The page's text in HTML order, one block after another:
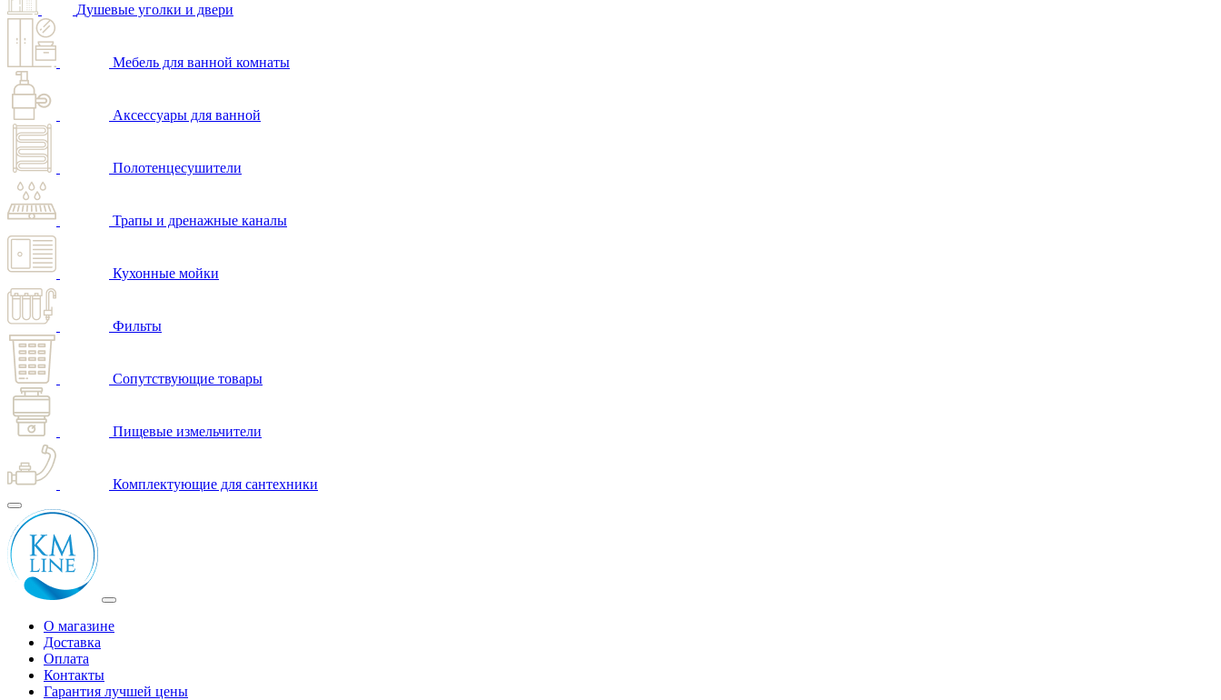
Душевые уголки и двери
Мебель для ванной комнаты
Аксессуары для ванной
Полотенцесушители
Трапы и дренажные каналы
Кухонные мойки
Фильты
Сопутствующие товары
Пищевые измельчители
Комплектующие для сантехники
О магазине
Доставка
Оплата
Контакты
Гарантия лучшей цены